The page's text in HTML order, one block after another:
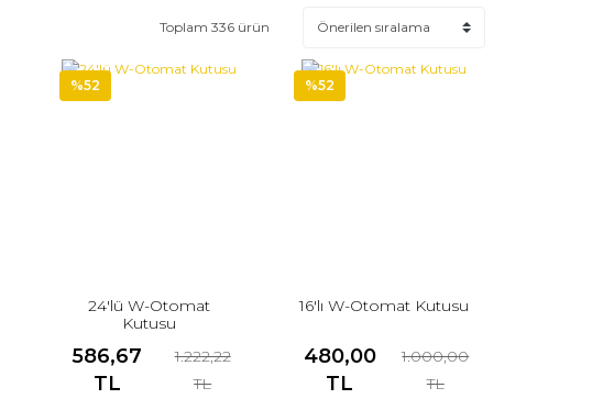
Toplam 336 ürün
%52
24'lü W-Otomat
Kutusu
586,67
TL
1.222,22
TL
%52
16'lı W-Otomat Kutusu
480,00
TL
1.000,00
TL